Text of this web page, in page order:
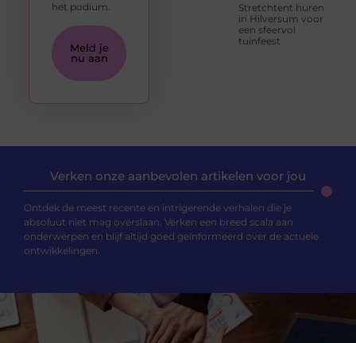
Stretchtent huren
in Hilversum voor
een sfeervol
tuinfeest
het podium.
Meld je
nu aan
Verken onze aanbevolen artikelen voor jou
Ontdek de meest recente en intrigerende verhalen die je
absoluut niet mag overslaan. Verken een breed scala aan
onderwerpen en blijf altijd goed geïnformeerd over de actuele
ontwikkelingen.